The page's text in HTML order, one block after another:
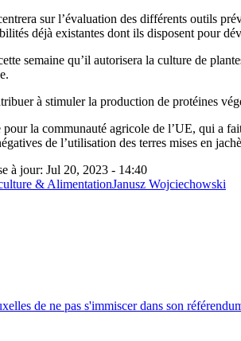
sur l’évaluation des différents outils
déjà existantes dont ils disposent pour
semaine qu’il autorisera la culture de
à stimuler la production de protéines
la communauté agricole de l’UE, qui a
de l’utilisation des terres mises en
à jour: Jul 20, 2023 - 14:40
& AlimentationJanusz Wojciechowski
de ne pas s'immiscer dans son